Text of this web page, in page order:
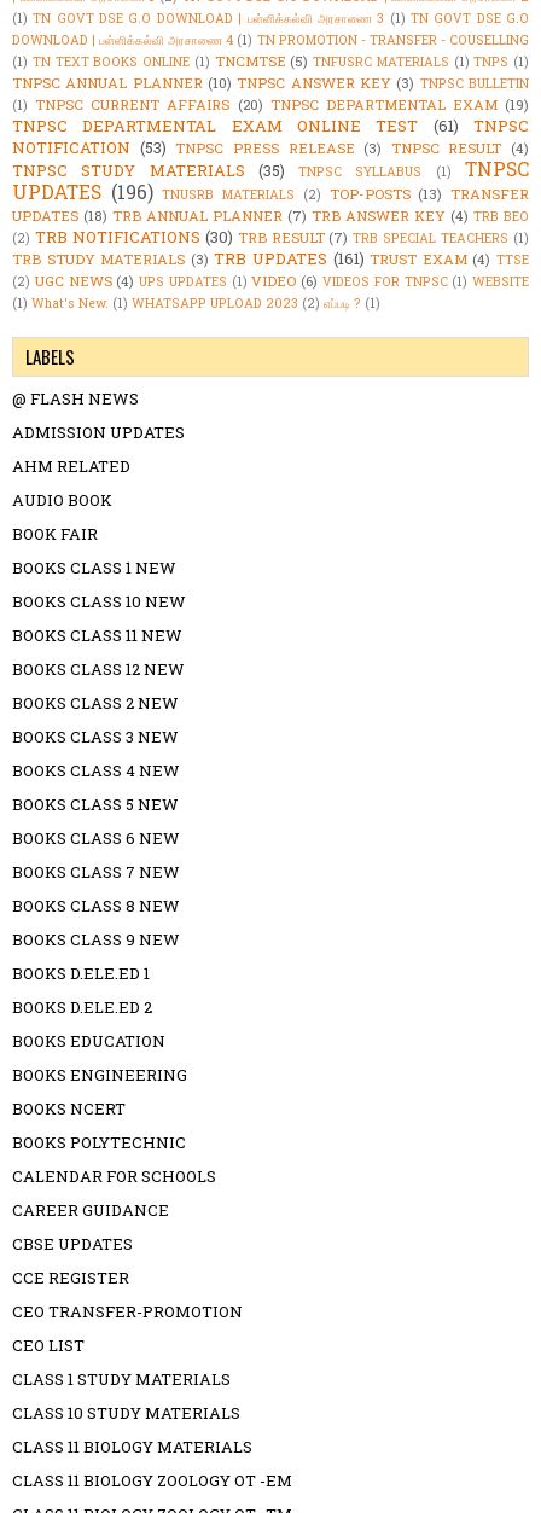
(1) TN GOVT DSE G.O DOWNLOAD | பள்ளிக்கல்வி அரசாணை 3 (1) TN GOVT DSE G.O
DOWNLOAD | பள்ளிக்கல்வி அரசாணை 4 (1) TN PROMOTION - TRANSFER - COUSELLING
(1) TN TEXT BOOKS ONLINE (1) TNCMTSE (5) TNFUSRC MATERIALS (1) TNPS (1)
TNPSC ANNUAL PLANNER (10) TNPSC ANSWER KEY (3) TNPSC BULLETIN
(1) TNPSC CURRENT AFFAIRS (20) TNPSC DEPARTMENTAL EXAM (19)
TNPSC DEPARTMENTAL EXAM ONLINE TEST (61)
TNPSC
NOTIFICATION (53) TNPSC PRESS RELEASE (3) TNPSC RESULT (4)
TNPSC STUDY MATERIALS (35) TNPSC SYLLABUS (1)
TNPSC
UPDATES (196) TNUSRB MATERIALS (2) TOP-POSTS (13) TRANSFER
UPDATES (18) TRB ANNUAL PLANNER (7) TRB ANSWER KEY (4) TRB BEO
(2) TRB NOTIFICATIONS (30) TRB RESULT (7) TRB SPECIAL TEACHERS (1)
TRB STUDY MATERIALS (3) TRB UPDATES (161) TRUST EXAM (4) TTSE
(2) UGC NEWS (4) UPS UPDATES (1) VIDEO (6) VIDEOS FOR TNPSC (1) WEBSITE
(1) What's New. (1) WHATSAPP UPLOAD 2023 (2) எப்படி ? (1)
LABELS
@ FLASH NEWS
ADMISSION UPDATES
AHM RELATED
AUDIO BOOK
BOOK FAIR
BOOKS CLASS 1 NEW
BOOKS CLASS 10 NEW
BOOKS CLASS 11 NEW
BOOKS CLASS 12 NEW
BOOKS CLASS 2 NEW
BOOKS CLASS 3 NEW
BOOKS CLASS 4 NEW
BOOKS CLASS 5 NEW
BOOKS CLASS 6 NEW
BOOKS CLASS 7 NEW
BOOKS CLASS 8 NEW
BOOKS CLASS 9 NEW
BOOKS D.ELE.ED 1
BOOKS D.ELE.ED 2
BOOKS EDUCATION
BOOKS ENGINEERING
BOOKS NCERT
BOOKS POLYTECHNIC
CALENDAR FOR SCHOOLS
CAREER GUIDANCE
CBSE UPDATES
CCE REGISTER
CEO TRANSFER-PROMOTION
CEO LIST
CLASS 1 STUDY MATERIALS
CLASS 10 STUDY MATERIALS
CLASS 11 BIOLOGY MATERIALS
CLASS 11 BIOLOGY ZOOLOGY OT -EM